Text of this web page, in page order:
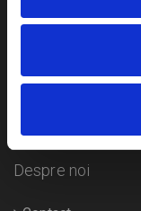
Despre noi